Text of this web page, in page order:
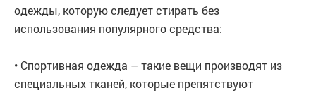
одежды, которую следует стирать без
использования популярного средства:
• Спортивная одежда – такие вещи производят из
специальных тканей, которые препятствуют